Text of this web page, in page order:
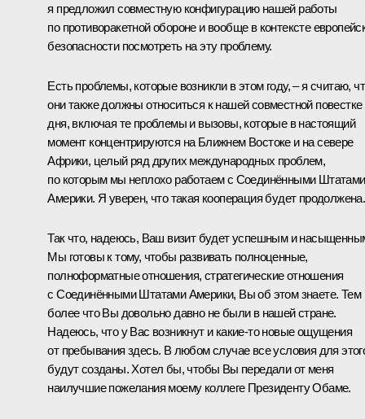
я предложил совместную конфигурацию нашей работы
по противоракетной обороне и вообще в контексте
безопасности посмотреть на эту проблему.
Есть проблемы, которые возникли в этом году, – я считаю,
они также должны относиться к нашей совместной повестке
дня, включая те проблемы и вызовы, которые в настоящий
момент концентрируются на Ближнем Востоке и на севере
Африки, целый ряд других международных проблем,
по которым мы неплохо работаем с Соединёнными Штатами
Америки. Я уверен, что такая кооперация будет продолжена.
Так что, надеюсь, Ваш визит будет успешным и
Мы готовы к тому, чтобы развивать полноценные,
полноформатные отношения, стратегические отношения
с Соединёнными Штатами Америки, Вы об этом знаете. Тем
более что Вы довольно давно не были в нашей стране.
Надеюсь, что у Вас возникнут и какие‑то новые ощущения
от пребывания здесь. В любом случае все условия для
будут созданы. Хотел бы, чтобы Вы передали от меня
наилучшие пожелания моему коллеге Президенту Обаме.